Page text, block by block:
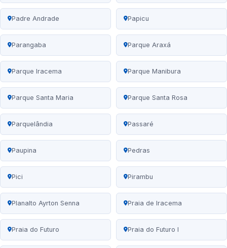
Padre Andrade Papicu
Parangaba Parque Araxá
Parque Iracema Parque Manibura
Parque Santa Maria Parque Santa Rosa
Parquelândia Passaré
Paupina Pedras
Pici Pirambu
Planalto Ayrton Senna Praia de Iracema
Praia do Futuro Praia do Futuro I